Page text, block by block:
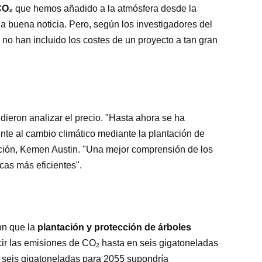
que hemos añadido a la atmósfera desde la
buena noticia. Pero, según los investigadores del
han incluido los costes de un proyecto a tan gran
analizar el precio. "Hasta ahora se ha
al cambio climático mediante la plantación de
Kemen Austin. "Una mejor comprensión de los
más eficientes".
que la plantación y protección de árboles
las emisiones de CO₂ hasta en seis gigatoneladas
gigatoneladas para 2055 supondría